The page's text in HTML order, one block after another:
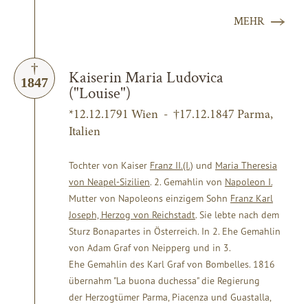
MEHR
1847 Kaiserin Maria Ludovica
("Louise")
*12.12.1791 Wien - †17.12.1847 Parma,
Italien
Tochter von Kaiser Franz II.(I.) und Maria Theresia
von Neapel-Sizilien. 2. Gemahlin von Napoleon I.
Mutter von Napoleons einzigem Sohn Franz Karl
Joseph, Herzog von Reichstadt. Sie lebte nach dem
Sturz Bonapartes in Österreich. In 2. Ehe Gemahlin
von Adam Graf von Neipperg und in 3.
Ehe Gemahlin des Karl Graf von Bombelles. 1816
übernahm "La buona duchessa" die Regierung
der Herzogtümer Parma, Piacenza und Guastalla,